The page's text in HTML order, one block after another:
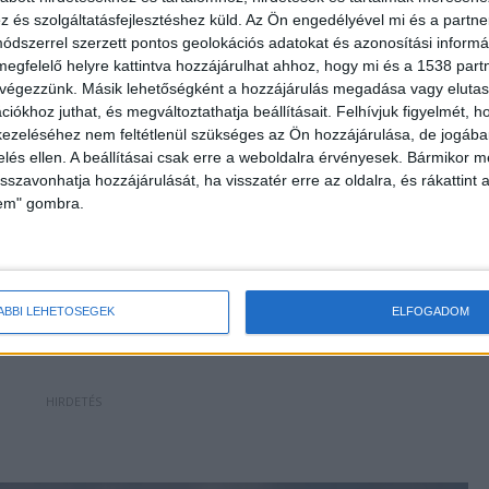
és szolgáltatásfejlesztéshez küld. Az Ön engedélyével mi és a
szerzett pontos geolokációs adatokat és azonosítási
helyre kattintva hozzájárulhat ahhoz, hogy mi és a 1538
Másik lehetőségként a hozzájárulás megadása vagy
juthat, és megváltoztathatja beállításait. Felhívjuk figyelmét,
nem feltétlenül szükséges az Ön hozzájárulása, de
ellen. A beállításai csak erre a weboldalra érvényesek. Bármikor
hozzájárulását, ha visszatér erre az oldalra, és rákattint
gombra.
LEHETŐSÉGEK ELFOGADOM
09:16-kor kapta az első
tűzoltók a műveleti szolgálat irányítása
és a tető már teljes terjedelmében égett. A
a tűzoltóknak 09:45-re, összesen öt
a lángokat. Az egységek jelenleg is az
keletkezett anyagi kár pedig a becslések szerint
írja a frissmedia.hu.